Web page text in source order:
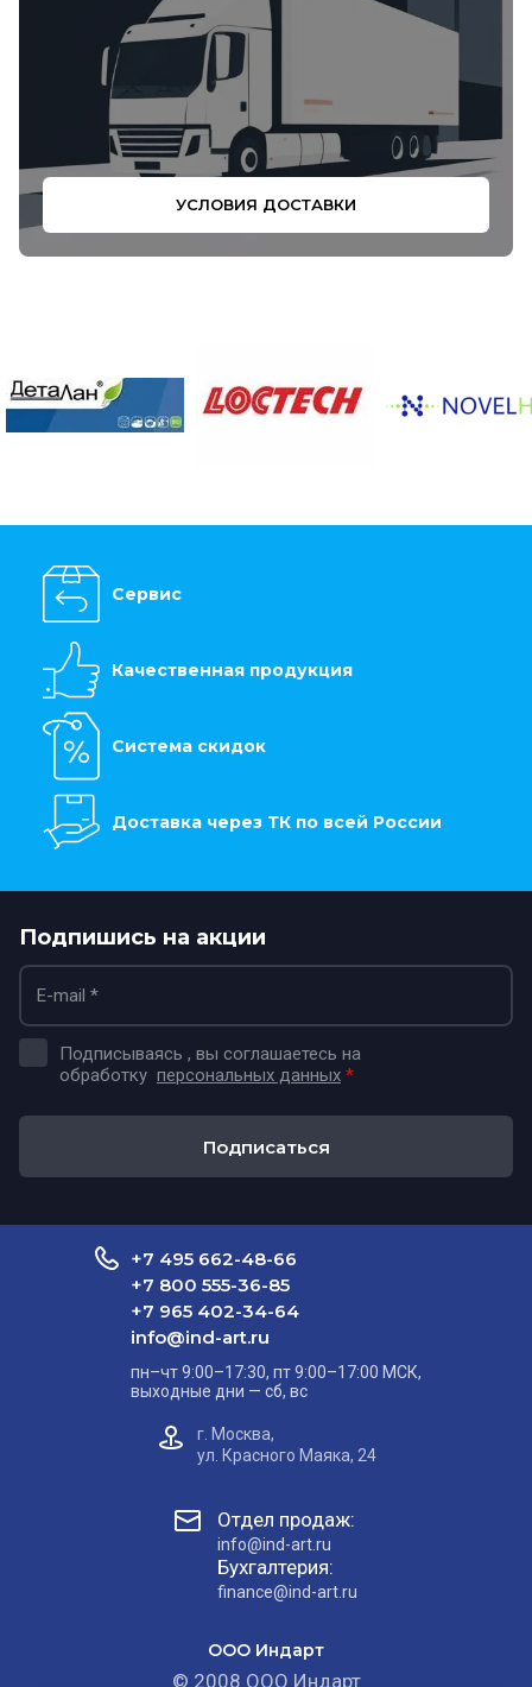
УСЛОВИЯ ДОСТАВКИ
Сервис
Качественная продукция
Система скидок
Доставка через ТК по всей России
Подпишись на акции
Подписываясь , вы соглашаетесь на
обработку персональных данных *
Подписаться
ООО Индарт
© 2008 ООО Индарт
+7 495 662-48-66
+7 800 555-36-85
+7 965 402-34-64
info@ind-art.ru
пн–чт 9:00–17:30, пт 9:00–17:00 МСК,
выходные дни — сб, вс
г. Москва,
ул. Красного Маяка, 24
Отдел продаж:
info@ind-art.ru
Бухгалтерия:
finance@ind-art.ru